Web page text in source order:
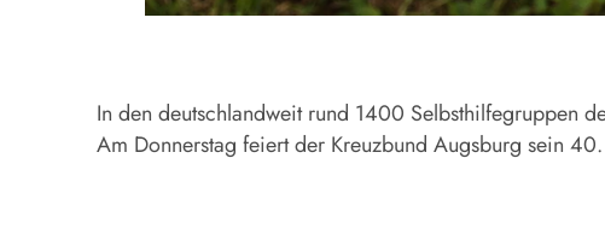
In den deutschlandweit rund 1400 Selbsthilfegruppen
Am Donnerstag feiert der Kreuzbund Augsburg sein